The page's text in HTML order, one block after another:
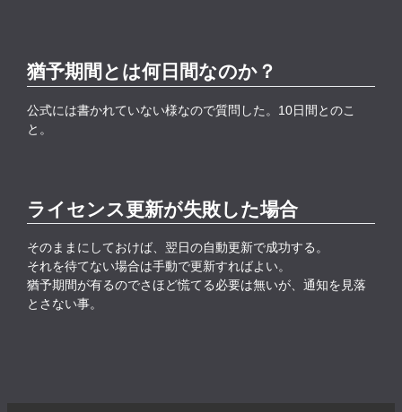
猶予期間とは何日間なのか？
公式には書かれていない様なので質問した。10日間とのこ
と。
ライセンス更新が失敗した場合
そのままにしておけば、翌日の自動更新で成功する。
それを待てない場合は手動で更新すればよい。
猶予期間が有るのでさほど慌てる必要は無いが、通知を見落
とさない事。